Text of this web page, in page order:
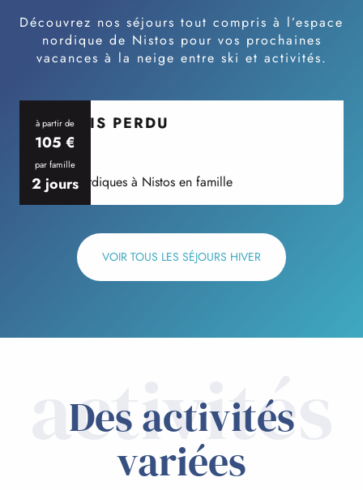
Découvrez nos séjours tout compris à l’espace
nordique de Nistos pour vos prochaines
vacances à la neige entre ski et activités.
à partir de
105 €
par famille
2 jours
PARADIS PERDU
À Nistos
Plaisirs nordiques à Nistos en famille
VOIR TOUS LES SÉJOURS HIVER
activités
Des activités
variées